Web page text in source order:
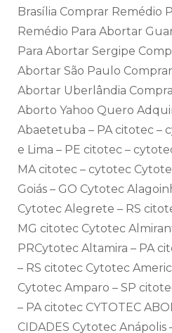
Brasília Comprar Remédio
Remédio Para Abortar
Para Abortar Sergipe
Abortar São Paulo
Abortar Uberlândia
Aborto Yahoo Quero
Abaetetuba – PA citotec –
e Lima – PE citotec –
MA citotec – cytotec
Goiás – GO Cytotec
Cytotec Alegrete – RS
MG citotec Cytotec
PRCytotec Altamira – PA
– RS citotec Cytotec
Cytotec Amparo – SP
– PA citotec CYTOTEC
CIDADES Cytotec